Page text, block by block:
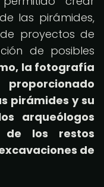
las pirámides,
proyectos de
de posibles
la fotografía
pirámides y su
arqueólogos
de los restos
de